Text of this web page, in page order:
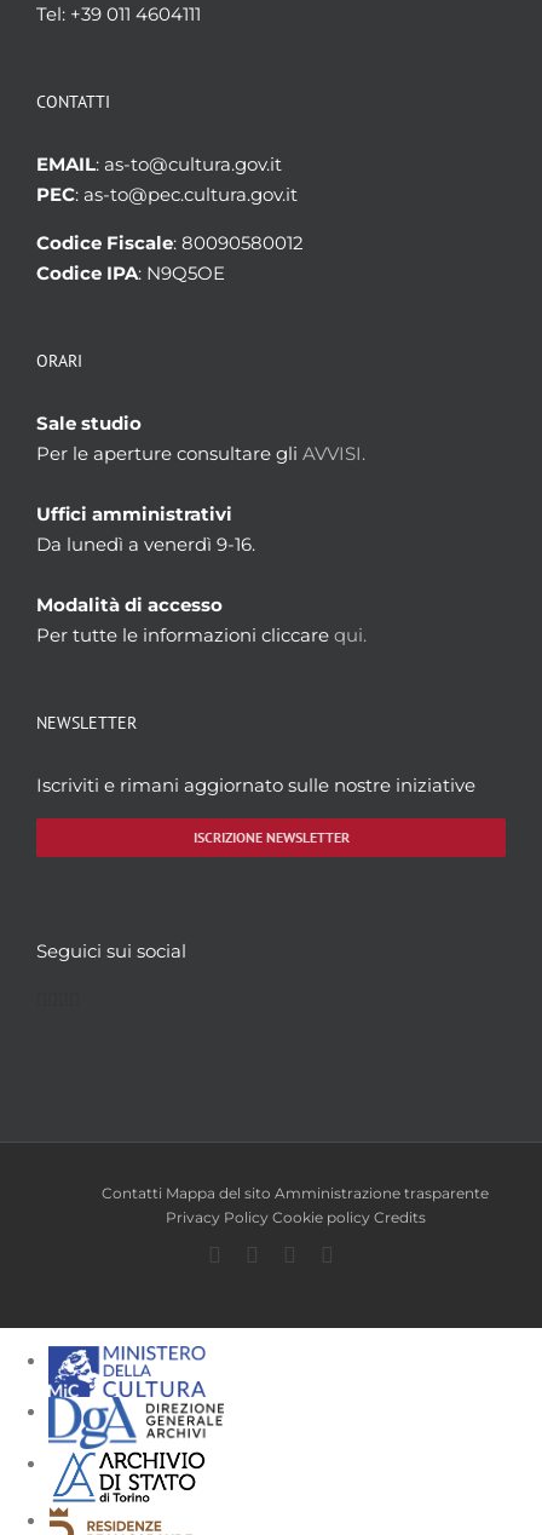
Tel: +39 011 4604111
CONTATTI
EMAIL: as-to@cultura.gov.it
PEC: as-to@pec.cultura.gov.it
Codice Fiscale: 80090580012
Codice IPA: N9Q5OE
ORARI
Sale studio
Per le aperture consultare gli AVVISI.
Uffici amministrativi
Da lunedì a venerdì 9-16.
Modalità di accesso
Per tutte le informazioni cliccare qui.
NEWSLETTER
Iscriviti e rimani aggiornato sulle nostre iniziative
ISCRIZIONE NEWSLETTER
Seguici sui social
Contatti Mappa del sito Amministrazione trasparente
Privacy Policy Cookie policy Credits
Facebook
TwitterYouTube